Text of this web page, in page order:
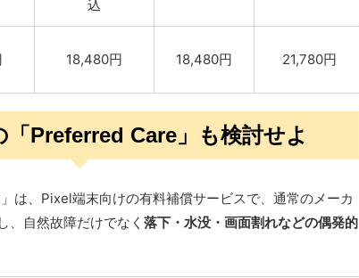
込
18,480円 18,480円 21,780円
Preferred Care」も検討せよ
、Pixel端末向けの有料補償サービスで、通常のメーカ
、自然故障だけでなく 落下・水没・画面割れなどの偶発的